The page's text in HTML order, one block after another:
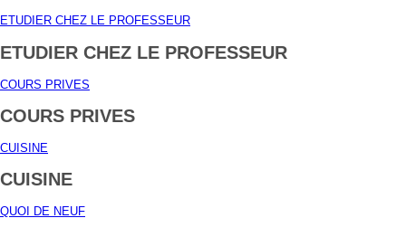
ETUDIER CHEZ LE PROFESSEUR
ETUDIER CHEZ LE PROFESSEUR
COURS PRIVES
COURS PRIVES
CUISINE
CUISINE
QUOI DE NEUF